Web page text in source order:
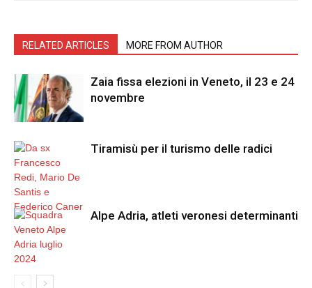
RELATED ARTICLES MORE FROM AUTHOR
Zaia fissa elezioni in Veneto, il 23 e 24
novembre
Tiramisù per il turismo delle radici
Alpe Adria, atleti veronesi determinanti